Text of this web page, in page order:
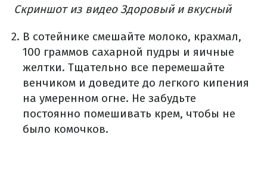
Скриншот из видео Здоровый и вкусный
В сотейнике смешайте молоко, крахмал,
100 граммов сахарной пудры и яичные
желтки. Тщательно все перемешайте
венчиком и доведите до легкого кипения
на умеренном огне. Не забудьте
постоянно помешивать крем, чтобы не
было комочков.